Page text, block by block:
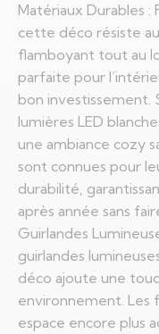
Matériaux Durables :
cette déco résiste
flamboyant tout au
parfaite pour
bon investissement.
lumières LED
une ambiance cozy
sont connues pour
durabilité,
après année sans
Guirlandes
guirlandes
déco ajoute une
environnement. Les
espace encore plus